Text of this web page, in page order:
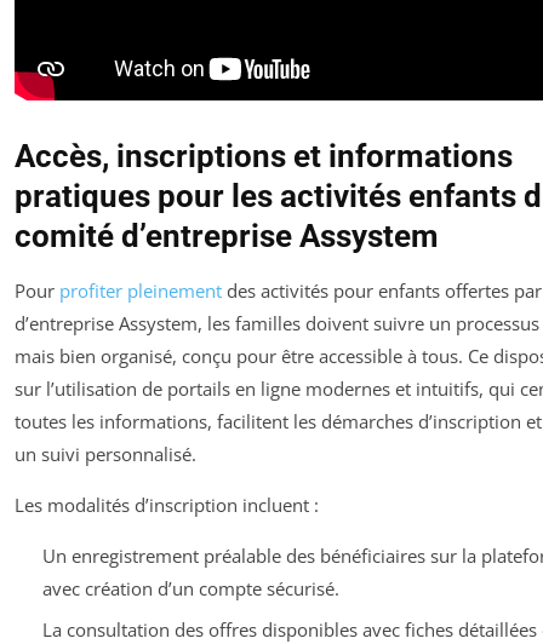
Accès, inscriptions et informations
pratiques pour les activités enfants
comité d’entreprise Assystem
Pour profiter pleinement des activités pour enfants offertes
d’entreprise Assystem, les familles doivent suivre un
mais bien organisé, conçu pour être accessible à tous. Ce
sur l’utilisation de portails en ligne modernes et intuitifs, qui
toutes les informations, facilitent les démarches d’inscription
un suivi personnalisé.
Les modalités d’inscription incluent :
Un enregistrement préalable des bénéficiaires sur la
avec création d’un compte sécurisé.
La consultation des offres disponibles avec fiches détaillées